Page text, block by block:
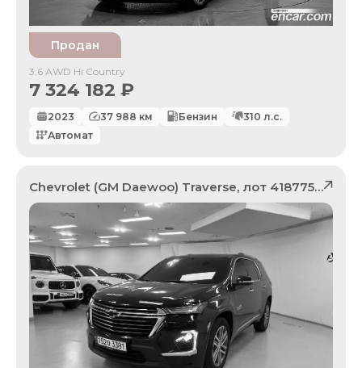
Продан
3.6 AWD Hi Country
7 324 182 ₽
2023 37 988 км Бензин 310 л.с.
Автомат
Chevrolet (GM Daewoo) Traverse, лот 41877599